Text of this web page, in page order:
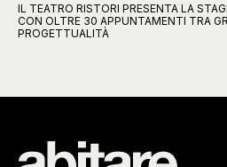
IL TEATRO RISTORI PRESENTA LA
CON OLTRE 30 APPUNTAMENTI TRA
PROGETTUALITÀ